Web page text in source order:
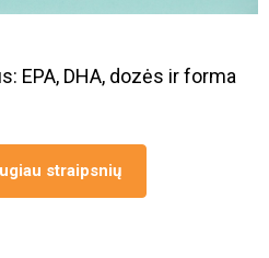
EPA, DHA, dozės ir forma
straipsnių